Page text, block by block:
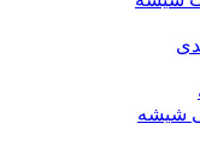
شیشه